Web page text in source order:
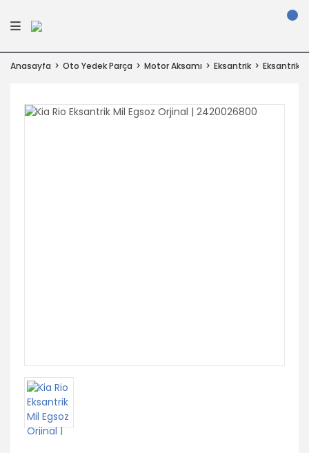
Anasayfa Oto Yedek Parça Motor Aksamı Eksantrik Eksantrik